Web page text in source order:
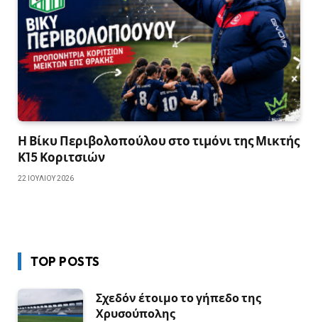
Η Βίκυ Περιβολοπούλου στο τιμόνι της Μικτής
Κ15 Κοριτσιών
22 ΙΟΥΛΊΟΥ 2026
TOP POSTS
Σχεδόν έτοιμο το γήπεδο της
Χρυσούπολης